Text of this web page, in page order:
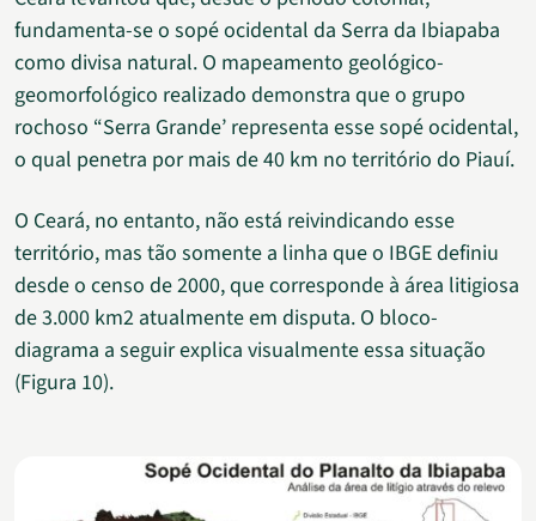
fundamenta-se o sopé ocidental da Serra da Ibiapaba
como divisa natural. O mapeamento geológico-
geomorfológico realizado demonstra que o grupo
rochoso “Serra Grande’ representa esse sopé ocidental,
o qual penetra por mais de 40 km no território do Piauí.
O Ceará, no entanto, não está reivindicando esse
território, mas tão somente a linha que o IBGE definiu
desde o censo de 2000, que corresponde à área litigiosa
de 3.000 km2 atualmente em disputa. O bloco-
diagrama a seguir explica visualmente essa situação
(Figura 10).